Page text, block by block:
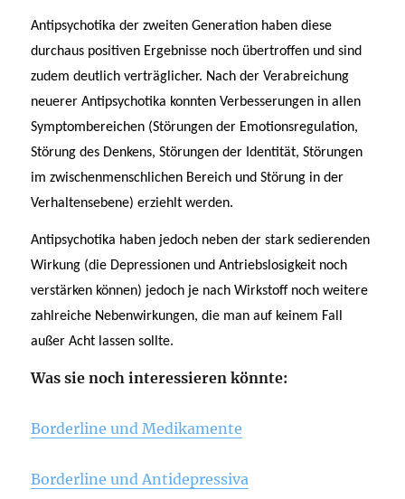
Antipsychotika der zweiten Generation haben diese
durchaus positiven Ergebnisse noch übertroffen und sind
zudem deutlich verträglicher. Nach der Verabreichung
neuerer Antipsychotika konnten Verbesserungen in allen
Symptombereichen (Störungen der Emotionsregulation,
Störung des Denkens, Störungen der Identität, Störungen
im zwischenmenschlichen Bereich und Störung in der
Verhaltensebene) erziehlt werden.
Antipsychotika haben jedoch neben der stark sedierenden
Wirkung (die Depressionen und Antriebslosigkeit noch
verstärken können) jedoch je nach Wirkstoff noch weitere
zahlreiche Nebenwirkungen, die man auf keinem Fall
außer Acht lassen sollte.
Was sie noch interessieren könnte:
Borderline und Medikamente
Borderline und Antidepressiva